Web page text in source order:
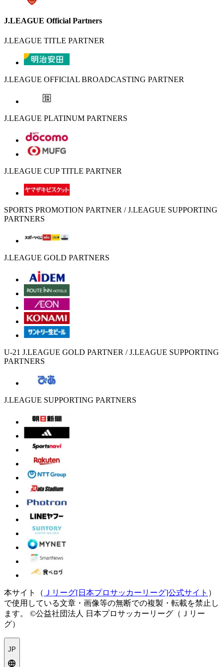
J.LEAGUE Official Partners
J.LEAGUE TITLE PARTNER
J.LEAGUE OFFICIAL BROADCASTING PARTNER
J.LEAGUE PLATINUM PARTNERS
J.LEAGUE CUP TITLE PARTNER
SPORTS PROMOTION PARTNER / J.LEAGUE SUPPORTING
PARTNERS
J.LEAGUE GOLD PARTNERS
U-21 J.LEAGUE GOLD PARTNER / J.LEAGUE SUPPORTING
PARTNERS
J.LEAGUE SUPPORTING PARTNERS
本サイト（ Ｊリーグ[日本プロサッカーリーグ]公式サイト ）
で使用している文章・画像等の無断での複製・転載を禁止し
ます。
©公益社団法人 日本プロサッカーリーグ（Ｊリー
グ）
JP